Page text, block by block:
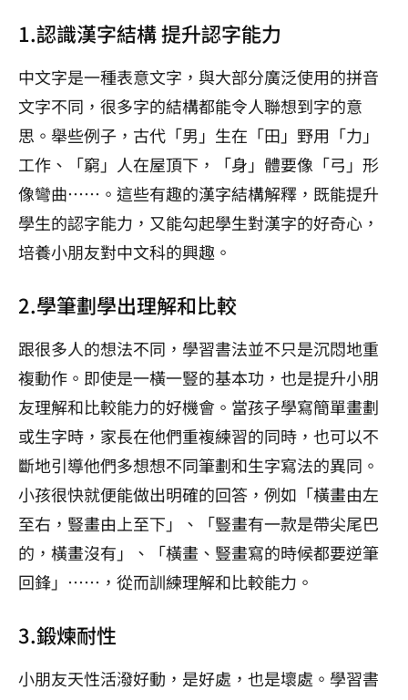
1.認識漢字結構 提升認字能力
中文字是一種表意文字，與大部分廣泛使用的拼音
文字不同，很多字的結構都能令人聯想到字的意
思。舉些例子，古代「男」生在「田」野用「力」
工作、「窮」人在屋頂下，「身」體要像「弓」形
像彎曲⋯⋯。這些有趣的漢字結構解釋，既能提升
學生的認字能力，又能勾起學生對漢字的好奇心，
培養小朋友對中文科的興趣。
2.學筆劃學出理解和比較
跟很多人的想法不同，學習書法並不只是沉悶地重
複動作。即使是一橫一豎的基本功，也是提升小朋
友理解和比較能力的好機會。當孩子學寫簡單畫劃
或生字時，家長在他們重複練習的同時，也可以不
斷地引導他們多想想不同筆劃和生字寫法的異同。
小孩很快就便能做出明確的回答，例如「橫畫由左
至右，豎畫由上至下」、「豎畫有一款是帶尖尾巴
的，橫畫沒有」、「橫畫、豎畫寫的時候都要逆筆
回鋒」⋯⋯，從而訓練理解和比較能力。
3.鍛煉耐性
小朋友天性活潑好動，是好處，也是壞處。學習書